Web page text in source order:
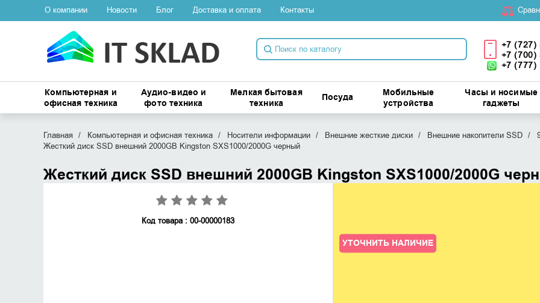
О компании Новости Блог Доставка и оплата Контакты
+7 (727)
+7 (700)
+7 (777)
Компьютерная и
офисная техника
Аудио-видео и
фото техника
Мелкая бытовая
техника
Посуда
Мобильные
устройства
Часы и носимые
гаджеты
Главная Компьютерная и офисная техника Носители информации Внешние жесткие диски Внешние накопители SSD
Жесткий диск SSD внешний 2000GB Kingston SXS1000/2000G черный
Жесткий диск SSD внешний 2000GB Kingston SXS1000/2000G
Код товара : 00-00000183
УТОЧНИТЬ НАЛИЧИЕ